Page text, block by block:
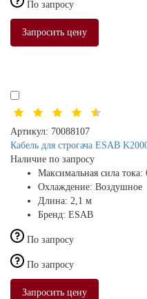
По запросу
Запросить цену
Артикул: 70088107
Кабель для строгача ESAB
Наличие по запросу
Максимальная сила тока:
Охлаждение: Воздушное
Длина: 2,1 м
Бренд: ESAB
По запросу
По запросу
Запросить цену